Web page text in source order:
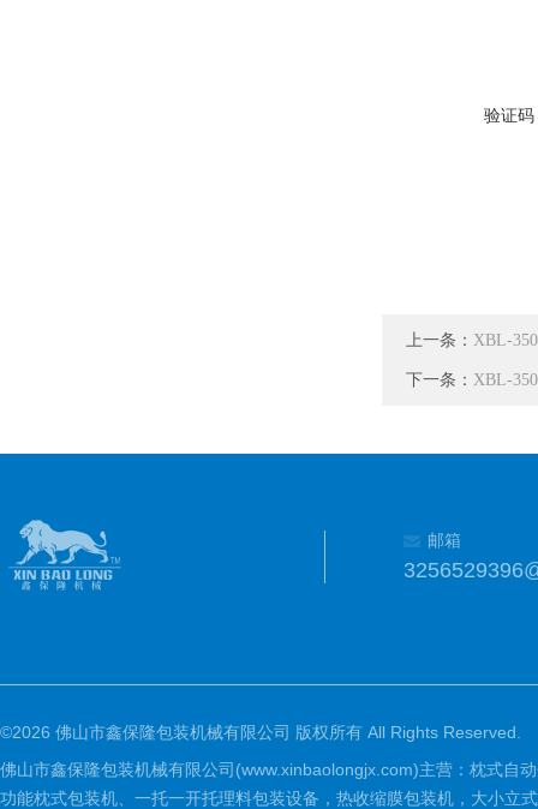
验证码
上一条： XBL-
下一条： XBL-
邮箱
©2026 佛山市鑫保隆包装机械有限公司 版权所有 All Rights Reserved.
佛山市鑫保隆包装机械有限公司(www.xinbaolongjx.com)主营：枕式自
功能枕式包装机、一托一开托理料包装设备，热收缩膜包装机，大小立